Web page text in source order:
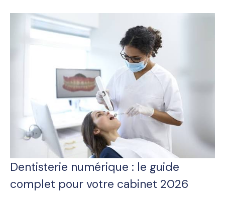
Dentisterie numérique : le guide
complet pour votre cabinet 2026